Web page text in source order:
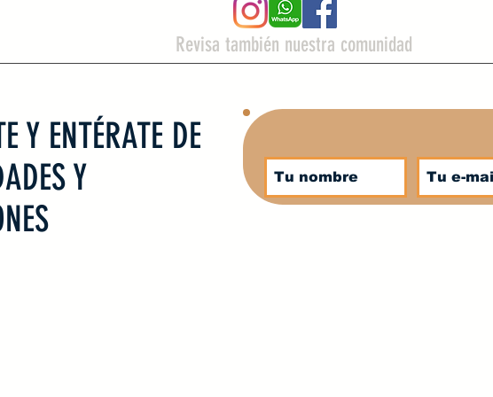
Revisa también nuestra comunidad
Y ENTÉRATE DE
Y